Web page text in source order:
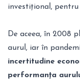
investițional,
De aceea, în 2008
aurul, iar în
incertitudine
performanța